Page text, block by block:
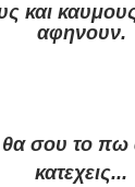
και
αφηνουν.
θα σου το
κατεχεις...